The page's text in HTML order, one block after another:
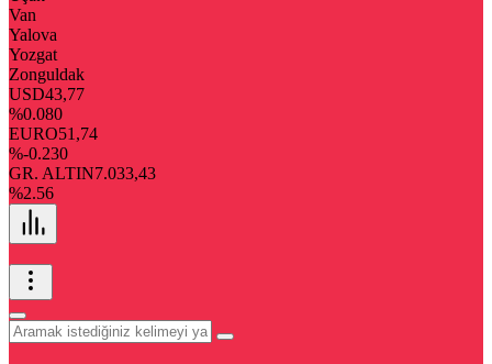
Van
Yalova
Yozgat
Zonguldak
USD43,77
%0.080
EURO51,74
%-0.230
GR. ALTIN7.033,43
%2.56